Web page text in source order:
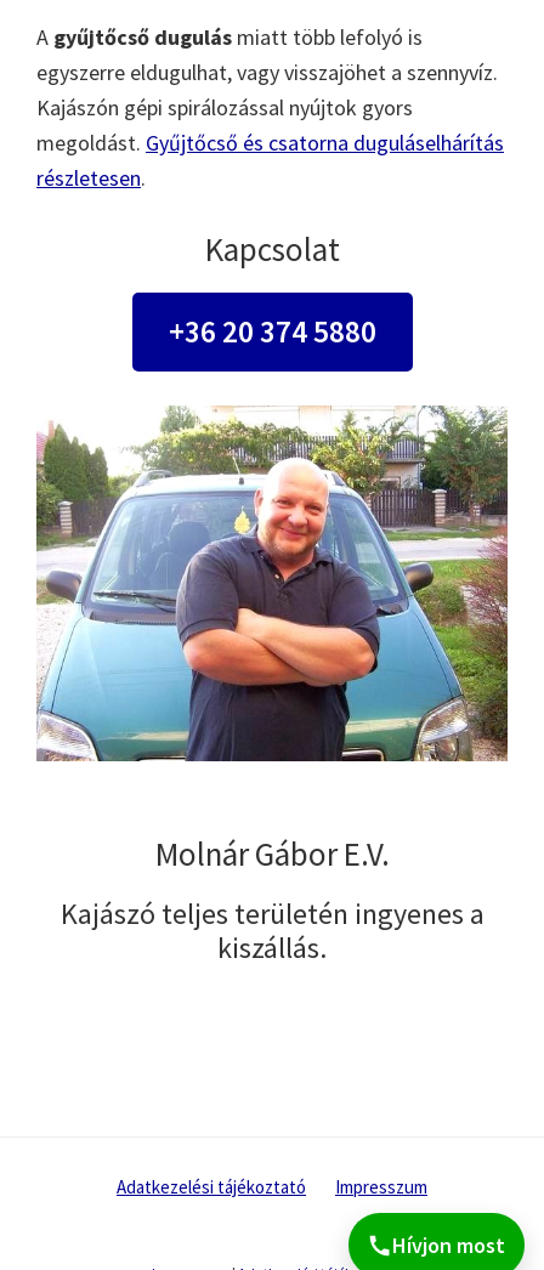
A gyűjtőcső dugulás miatt több lefolyó is
egyszerre eldugulhat, vagy visszajöhet a szennyvíz.
Kajászón gépi spirálozással nyújtok gyors
megoldást. Gyűjtőcső és csatorna duguláselhárítás
részletesen.
Kapcsolat
+36 20 374 5880
Molnár Gábor E.V.
Kajászó teljes területén ingyenes a
kiszállás.
Hívjon most
Adatkezelési tájékoztató Impresszum